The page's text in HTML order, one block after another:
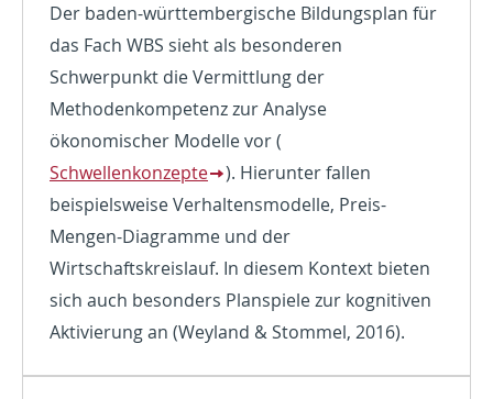
Der baden-württembergische Bildungsplan für
das Fach WBS sieht als besonderen
Schwerpunkt die Vermittlung der
Methodenkompetenz zur Analyse
ökonomischer Modelle vor (
Schwellenkonzepte
). Hierunter fallen
beispielsweise Verhaltensmodelle, Preis-
Mengen-Diagramme und der
Wirtschaftskreislauf. In diesem Kontext bieten
sich auch besonders Planspiele zur kognitiven
Aktivierung an (Weyland & Stommel, 2016).